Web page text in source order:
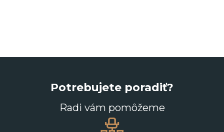
Potrebujete poradiť?
Radi vám pomôžeme